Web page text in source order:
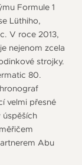
Formule 1
Lüthiho,
V roce 2013,
nejenom zcela
strojky.
80.
velmi přesné
úspěších
Abu